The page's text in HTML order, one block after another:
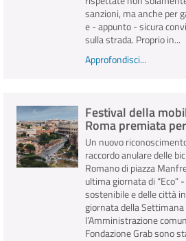
sanzioni, ma anche per
e - appunto - sicura
sulla strada. Proprio in...
Approfondisci...
Festival della
Roma premiata
Un nuovo
raccordo anulare delle
Romano di piazza
ultima giornata di “Eco”
sostenibile e delle città
giornata della
l’Amministrazione
Fondazione Grab sono